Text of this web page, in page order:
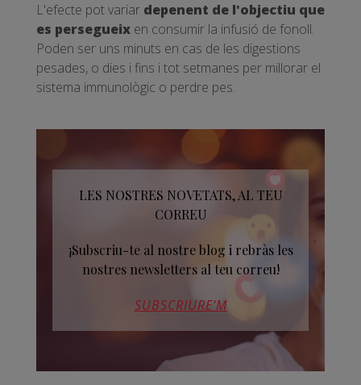
L'efecte pot variar depenent de l'objectiu que
es persegueix en consumir la infusió de fonoll.
Poden ser uns minuts en cas de les digestions
pesades, o dies i fins i tot setmanes per millorar el
sistema immunològic o perdre pes.
LES NOSTRES NOVETATS, AL TEU
CORREU
¡Subscriu-te al nostre blog i rebràs les
nostres newsletters al teu correu!
SUBSCRIURE’M